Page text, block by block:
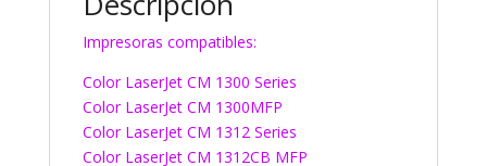
Impresoras compatibles:
Color LaserJet CM 1300 Series
Color LaserJet CM 1300MFP
Color LaserJet CM 1312 Series
Color LaserJet CM 1312CB MFP